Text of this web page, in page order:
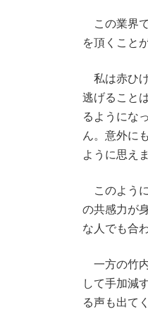
この業界
を頂くこと
私は赤ひ
逃げること
るようにな
ん。意外に
ように思え
このよう
の共感力が
な人でも合
一方の竹
して手加減
る声も出て